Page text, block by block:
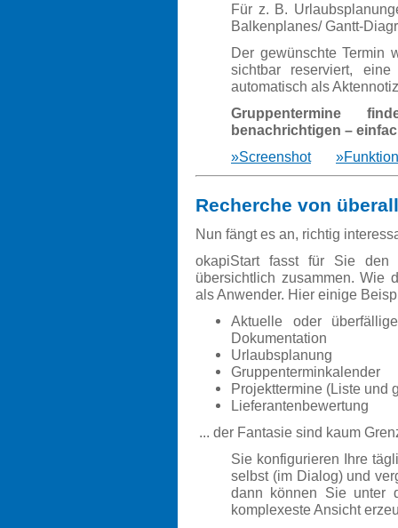
Für z. B.
Balkenplanes/ Gantt-
Der gewünschte Termin
sichtbar reserviert,
automatisch als
Gruppentermine
benachrichtigen –
»Screenshot
Recherche von überall
Nun fängt es an, richtig
okapiStart
fasst für Sie den
übersichtlich zusammen. Wie
als Anwender. Hier einige
Aktuelle oder
Dokumentation
Urlaubsplanung
Gruppenterminkalender
Projekttermine (Liste und
Lieferantenbewertung
... der Fantasie sind kaum
Sie konfigurieren Ihre
selbst (im Dialog) und
dann können Sie unter
komplexeste Ansicht